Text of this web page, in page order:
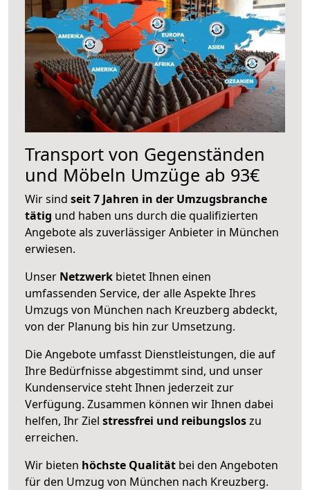
Transport von Gegenständen
und Möbeln Umzüge ab 93€
Wir sind seit 7 Jahren in der Umzugsbranche
tätig und haben uns durch die qualifizierten
Angebote als zuverlässiger Anbieter in München
erwiesen.
Unser Netzwerk bietet Ihnen einen
umfassenden Service, der alle Aspekte Ihres
Umzugs von München nach Kreuzberg abdeckt,
von der Planung bis hin zur Umsetzung.
Die Angebote umfasst Dienstleistungen, die auf
Ihre Bedürfnisse abgestimmt sind, und unser
Kundenservice steht Ihnen jederzeit zur
Verfügung. Zusammen können wir Ihnen dabei
helfen, Ihr Ziel stressfrei und reibungsloszu
erreichen.
Wir bieten höchste Qualität bei den Angeboten
für den Umzug von München nach Kreuzberg.